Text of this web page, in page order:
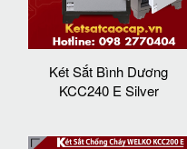
Két Sắt Bình Dương
KCC240 E Silver